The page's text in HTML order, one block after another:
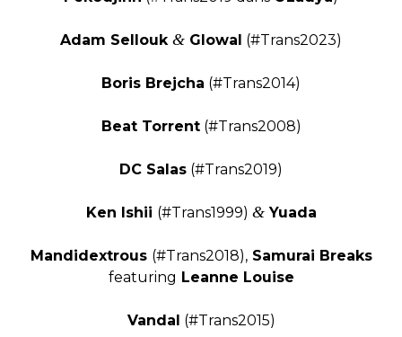
Adam Sellouk & Glowal (#Trans2023)
Boris Brejcha (#Trans2014)
Beat Torrent(#Trans2008)
DC Salas (#Trans2019)
Ken Ishii (#Trans1999) &Yuada
Mandidextrous (#Trans2018),Samurai Breaks
featuring Leanne Louise
Vandal (#Trans2015)